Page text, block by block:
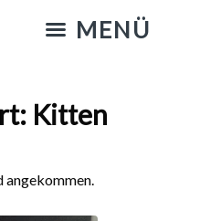
Kitten
angekommen.